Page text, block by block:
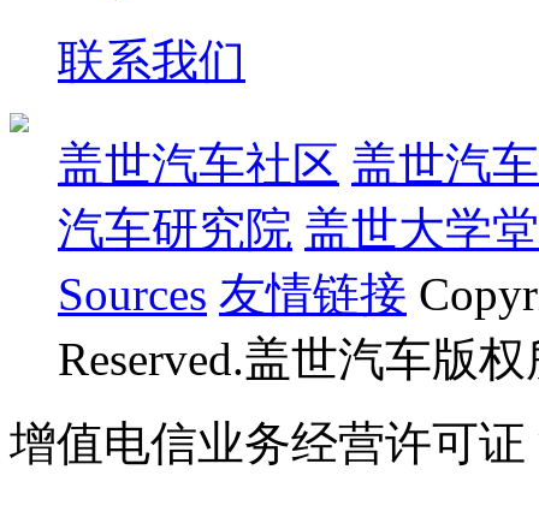
联系我们
盖世汽车社区 盖世汽
汽车研究院 盖世大学堂
Sources 友情链接
Reserved.盖世汽车版
增值电信业务经营许可证